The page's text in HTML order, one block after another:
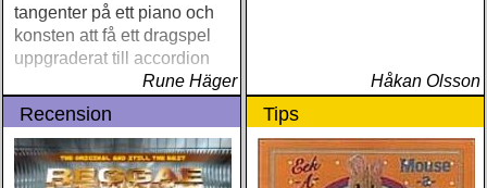
tangenter på ett piano och
konsten att få ett dragspel
uppgraderat till accordion
Rune Häger
Håkan Olsson
Recension Tips